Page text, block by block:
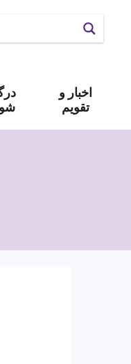
اخبار و
تقویم